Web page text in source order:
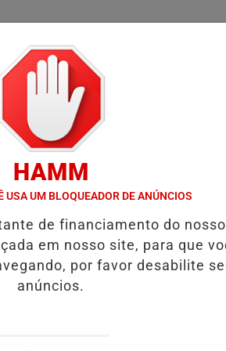
EMPREGOS
EM JI-PARANÁ. VÍDEO:MOTORISTA
após
HAMM
USA UM BLOQUEADOR DE ANÚNCIOS
de financiamento do
em nosso site, para que
por favor desabilite
anúncios.